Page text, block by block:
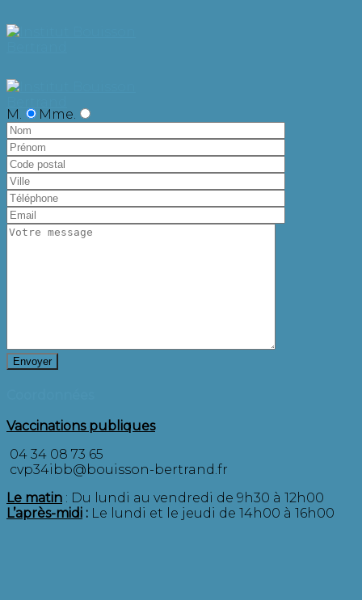
M. Mme.
Vaccinations publiques
04 34 08 73 65
cvp34ibb@bouisson-bertrand.fr
Le matin : Du lundi au vendredi de 9h30 à 12h00
L’après-midi : Le lundi et le jeudi de 14h00 à 16h00